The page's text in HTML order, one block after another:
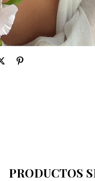
PRODUCTOS